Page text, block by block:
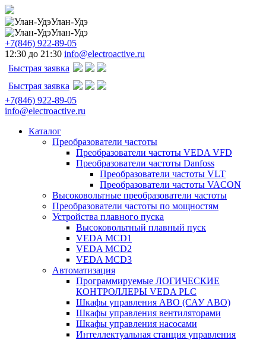
Улан-Удэ
Улан-Удэ
+7(846) 922-89-05
12:30 до 21:30 info@electroactive.ru
Быстрая заявка
Быстрая заявка
+7(846) 922-89-05
info@electroactive.ru
Каталог
Преобразователи частоты
Преобразователи частоты VEDA VFD
Преобразователи частоты Danfoss
Преобразователи частоты VLT
Преобразователи частоты VACON
Высоковольтные преобразователи частоты
Преобразователи частоты по мощностям
Устройства плавного пуска
Высоковольтный плавный пуск
VEDA MCD1
VEDA MCD2
VEDA MCD3
Автоматизация
Программируемые ЛОГИЧЕСКИЕ
КОНТРОЛЛЕРЫ VEDA PLC
Шкафы управления АВО (САУ АВО)
Шкафы управления вентиляторами
Шкафы управления насосами
Интеллектуальная станция управления